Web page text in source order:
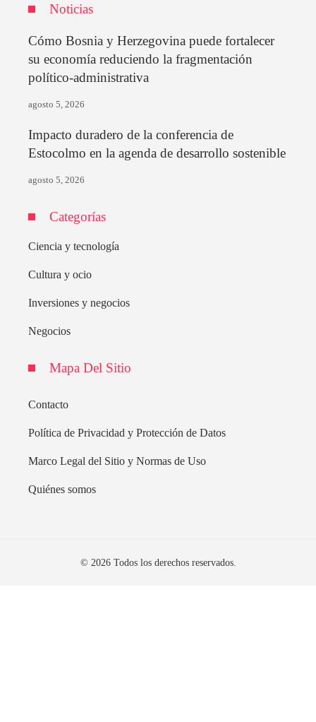
Noticias
Cómo Bosnia y Herzegovina puede fortalecer
su economía reduciendo la fragmentación
político-administrativa
agosto 5, 2026
Impacto duradero de la conferencia de
Estocolmo en la agenda de desarrollo sostenible
agosto 5, 2026
Categorías
Ciencia y tecnología
Cultura y ocio
Inversiones y negocios
Negocios
Mapa Del Sitio
Contacto
Política de Privacidad y Protección de Datos
Marco Legal del Sitio y Normas de Uso
Quiénes somos
© 2026 Todos los derechos reservados.